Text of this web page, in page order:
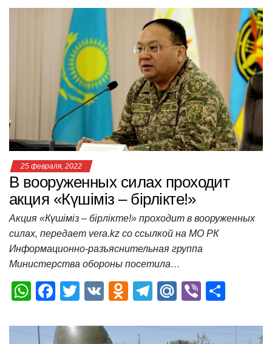
at c
b
o
o
k
tt
er
n
kl
a
ss
ni
ki
e
gr
a
m
.R
u
er п
а
в
и
т
ь
25 февраля, 2022
В вооруженных силах проходит
акция «Күшіміз – бірлікте!»
Акция «Күшіміз – бірлікте!» проходит в вооруженных
силах, передает vera.kz со ссылкой на МО РК
Информационно-разъяснительная группа
Министерства обороны посетила…
W
at
F
c
T
tt
V
O
n
T
e
M
.R
Vi
er п